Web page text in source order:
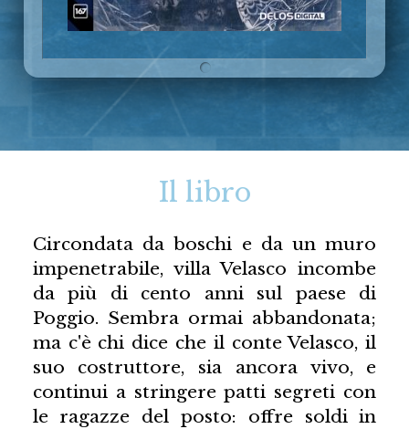
Il libro
Circondata da boschi e da un muro
impenetrabile, villa Velasco incombe
da più di cento anni sul paese di
Poggio. Sembra ormai abbandonata;
ma c'è chi dice che il conte Velasco, il
suo costruttore, sia ancora vivo, e
continui a stringere patti segreti con
le ragazze del posto: offre soldi in